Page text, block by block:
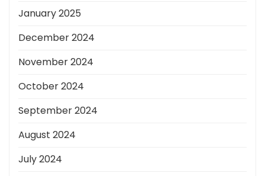
January 2025
December 2024
November 2024
October 2024
September 2024
August 2024
July 2024